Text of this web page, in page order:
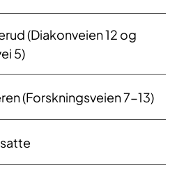
(Diakonveien 12 og
5)
(Forsknin​​gsveien 7-13)​​